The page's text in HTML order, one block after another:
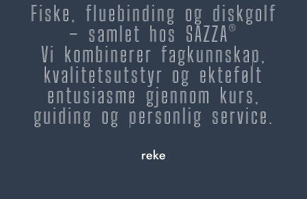
Fiske, fluebinding og diskgolf
– samlet hos SAZZA®
Vi kombinerer fagkunnskap,
kvalitetsutstyr og ektefølt
entusiasme gjennom kurs,
guiding og personlig service.
reke